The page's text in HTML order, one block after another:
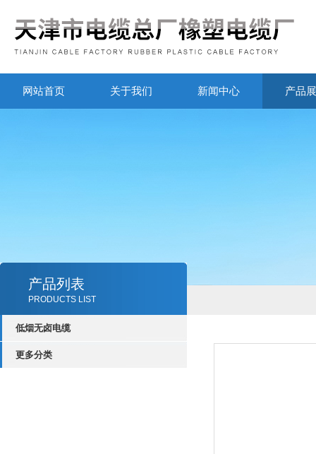
网站首页 关于我们 新闻中心 产品
产品列表
PRODUCTS LIST
低烟无卤电缆
更多分类